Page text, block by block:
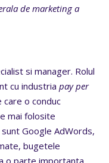
de marketing a
si manager. Rolul
cu industriapay per
care o conduc
mai folosite
Google AdWords,
bugetele
o parte importanta